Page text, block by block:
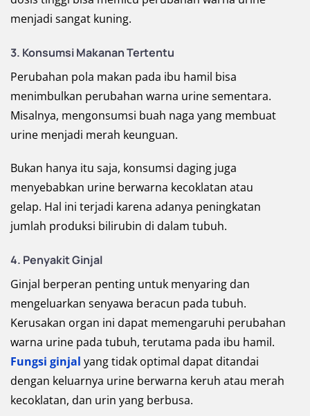
menjadi sangat kuning.
3. Konsumsi Makanan Tertentu
Perubahan pola makan pada ibu hamil bisa
menimbulkan perubahan warna urine sementara.
Misalnya, mengonsumsi buah naga yang membuat
urine menjadi merah keunguan.
Bukan hanya itu saja, konsumsi daging juga
menyebabkan urine berwarna kecoklatan atau
gelap. Hal ini terjadi karena adanya peningkatan
jumlah produksi bilirubin di dalam tubuh.
4. Penyakit Ginjal
Ginjal berperan penting untuk menyaring dan
mengeluarkan senyawa beracun pada tubuh.
Kerusakan organ ini dapat memengaruhi perubahan
warna urine pada tubuh, terutama pada ibu hamil.
Fungsi ginjal yang tidak optimal dapat ditandai
dengan keluarnya urine berwarna keruh atau merah
kecoklatan, dan urin yang berbusa.